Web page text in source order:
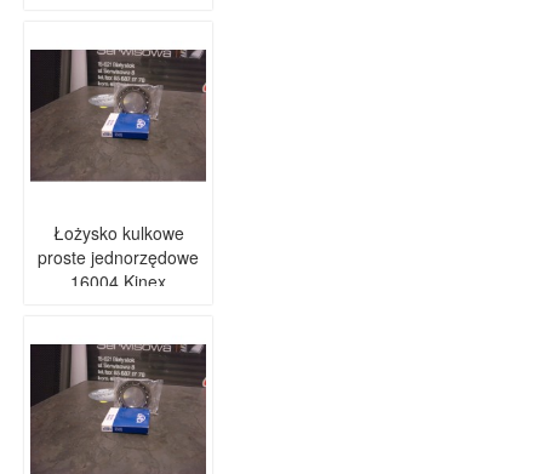
Łożysko kulkowe
proste jednorzędowe
16004 Kinex